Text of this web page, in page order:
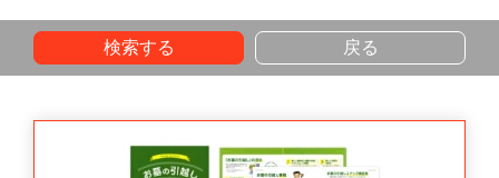
検索する 戻る